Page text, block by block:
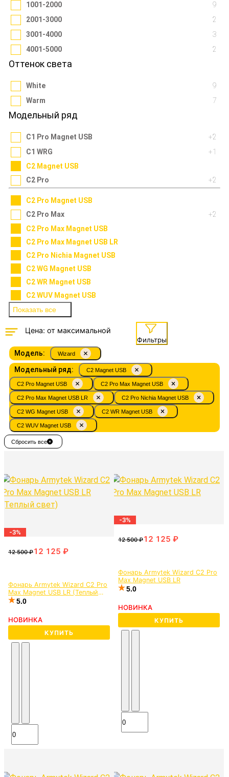
1001-2000
9
2001-3000
2
3001-4000
3
4001-5000
2
Оттенок света
White
9
Warm
7
Модельный ряд
C1 Pro Magnet USB
+2
C1 WRG
+1
C2 Magnet USB
C2 Pro
+2
C2 Pro Magnet USB
C2 Pro Max
+2
C2 Pro Max Magnet USB
C2 Pro Max Magnet USB LR
C2 Pro Nichia Magnet USB
C2 WG Magnet USB
C2 WR Magnet USB
C2 WUV Magnet USB
Показать все
Фильтры
Модель:
Wizard
Модельный ряд: C2 Magnet USB
C2 Pro Magnet USB C2 Pro Max Magnet USB
C2 Pro Max Magnet USB LR C2 Pro Nichia Magnet USB
C2 WG Magnet USB C2 WR Magnet USB
C2 WUV Magnet USB
Сбросить все
-3%
Фонарь Armytek Wizard C2 Pro
Max Magnet USB LR (Теплый
свет)
5.0
НОВИНКА
КУПИТЬ
-3%
Фонарь Armytek Wizard C2 Pro
Max Magnet USB LR
5.0
НОВИНКА
КУПИТЬ